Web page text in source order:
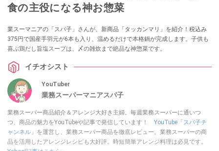
食の主役になる神お惣菜
業スーマニアの「スパ子」さんが、新商品「タッカンマリ」を紹介！税込み
375円で国産手羽元が6本も入り、温めるだけで本格鍋が完成します。子供も
喜ぶ鶏だし旨塩スープは、〆の雑炊まで絶品な神惣菜です。
イチオシスト
YouTuber
業務スーパーマニアスパ子
業務スーパー商品紹介＆アレンジ大好き主婦。毎週業務スーパーに通いつ
つ、商品の魅力をYouTubeや記事で発信しています！ YouTube「スパ子チ
ャンネル」 を運営し、業務スーパー商品を徹底レビュー。業務スーパーの商
品を活用したアレンジレシピも大好評。時短簡単アレンジ料理は必見です。